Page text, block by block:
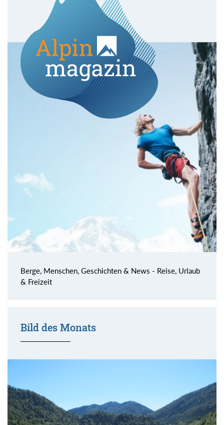
Berge, Menschen, Geschichten & News - Reise, Urlaub
& Freizeit
Bild des Monats